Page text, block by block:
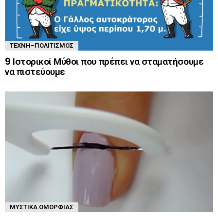
ΤΈΧΝΗ-ΠΟΛΙΤΙΣΜΌΣ
9 Ιστορικοί Μύθοι που πρέπει να σταματήσουμε
να πιστεύουμε
ΜΥΣΤΙΚΆ ΟΜΟΡΦΙΆΣ